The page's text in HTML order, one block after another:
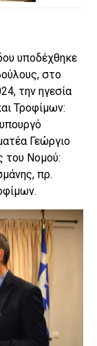
υποδέχθηκε
στο
την ηγεσία
Τροφίμων:
Γεώργιο
του Νομού:
πρ.